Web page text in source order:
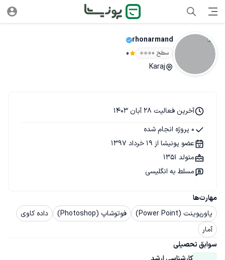
rhonarmand
سطح ۰ 0
Karaj
مهارت‌ها
پاورپوینت (Power Point)
فوتوشاپ (Photoshop)
داده کاوی
آمار
سوابق تحصیلی
آخرین فعالیت 28 آبان 1403
0 پروژه انجام شده
عضو پونیشا از 19 خرداد 1397
متولد 1351
مسلط به انگلیسی